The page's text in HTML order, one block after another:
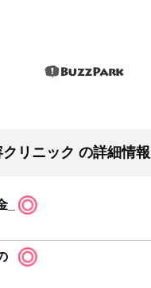
リニック の詳細情報